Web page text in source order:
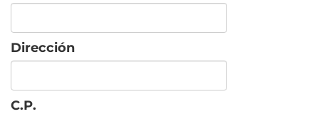
Dirección
C.P.